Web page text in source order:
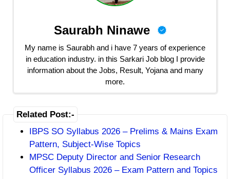
Saurabh Ninawe
My name is Saurabh and i have 7 years of experience
in education industry. in this Sarkari Job blog I provide
information about the Jobs, Result, Yojana and many
more.
Related Post:-
IBPS SO Syllabus 2026 – Prelims & Mains Exam
Pattern, Subject-Wise Topics
MPSC Deputy Director and Senior Research
Officer Syllabus 2026 – Exam Pattern and Topics